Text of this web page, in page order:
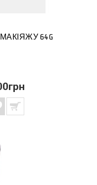
64G